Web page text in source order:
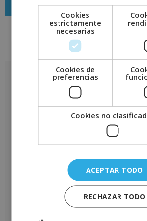
Valoraciones (0)
Valoraciones
No hay valoraciones aún.
Sé el primero en valorar “Curso Universitario
en Dirección y Administración de Compras
Certificado de la Universidad de Vitoria-
*
Cookies
estrictamente
necesarias
Cookies de
preferencias
Cookies no
ACEPTAR TODO
RECHAZAR TODO